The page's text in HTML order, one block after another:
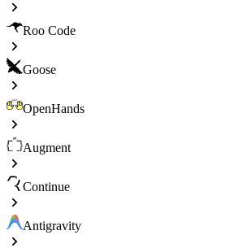
Roo Code
Goose
OpenHands
Augment
Continue
Antigravity